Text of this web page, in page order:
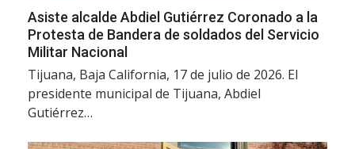
Asiste alcalde Abdiel Gutiérrez Coronado a la
Protesta de Bandera de soldados del Servicio
Militar Nacional
Tijuana, Baja California, 17 de julio de 2026. El
presidente municipal de Tijuana, Abdiel
Gutiérrez…